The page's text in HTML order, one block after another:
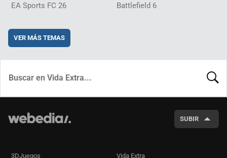
EA Sports FC 26 Battlefield 6
VER MÁS TEMAS
SUBIR
3DJuegos Vida Extra